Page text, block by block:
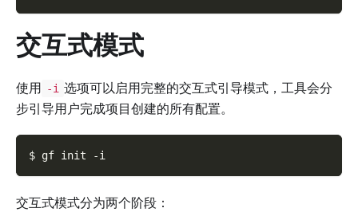
交互式模式
使用 -i 选项可以启用完整的交互式引导模式，工具会分
步引导用户完成项目创建的所有配置。
$ gf init -i
交互式模式分为两个阶段：